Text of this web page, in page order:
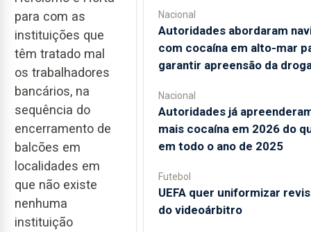
para com as
instituições que
têm tratado mal
os trabalhadores
bancários, na
sequência do
encerramento de
balcões em
localidades em
que não existe
nenhuma
instituição
Nacional
Autoridades abordaram
com cocaína em alto-mar
garantir apreensão da
Nacional
Autoridades já
mais cocaína em 2026 do
em todo o ano de 2025
Futebol
UEFA quer uniformizar
do videoárbitro